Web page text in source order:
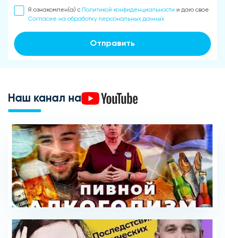
Я ознакомлен(а) с Политикой конфиденциальности и даю свое
Согласие на обработку персональных данных
Отправить
Наш канал на